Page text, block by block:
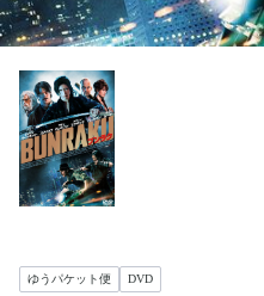
ゆうパケット便 DVD